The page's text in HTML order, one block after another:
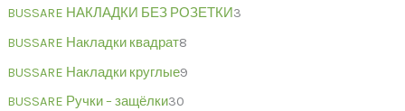
BUSSARE НАКЛАДКИ БЕЗ РОЗЕТКИ3
BUSSARE Накладки квадрат8
BUSSARE Накладки круглые9
BUSSARE Ручки – защёлки30